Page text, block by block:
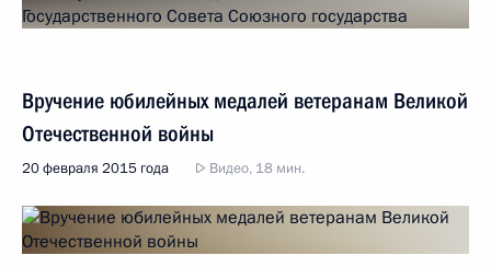
Вручение юбилейных медалей ветеранам Великой
Отечественной войны
20 февраля 2015 года Видео, 18 мин.